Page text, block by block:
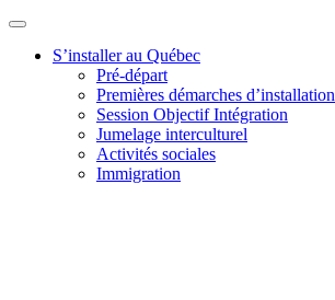
S’installer au Québec
Pré-départ
Premières démarches d’installation
Session Objectif Intégration
Jumelage interculturel
Activités sociales
Immigration